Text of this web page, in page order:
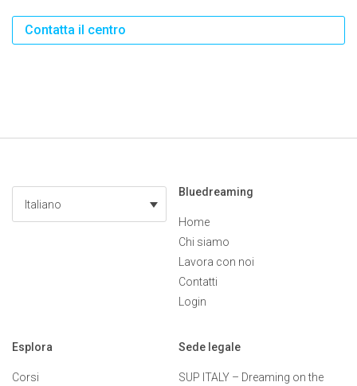
Contatta il centro
Italiano
Bluedreaming
Home
Chi siamo
Lavora con noi
Contatti
Login
Esplora
Corsi
Sede legale
SUP ITALY – Dreaming on the